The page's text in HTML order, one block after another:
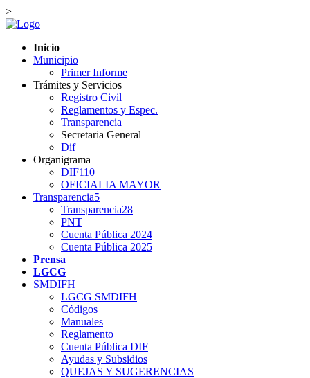
>
Inicio
Municipio
Primer Informe
Trámites y Servicios
Registro Civil
Reglamentos y Espec.
Transparencia
Secretaria General
Dif
Organigrama
DIF110
OFICIALIA MAYOR
Transparencia5
Transparencia28
PNT
Cuenta Pública 2024
Cuenta Pública 2025
Prensa
LGCG
SMDIFH
LGCG SMDIFH
Códigos
Manuales
Reglamento
Cuenta Pública DIF
Ayudas y Subsidios
QUEJAS Y SUGERENCIAS